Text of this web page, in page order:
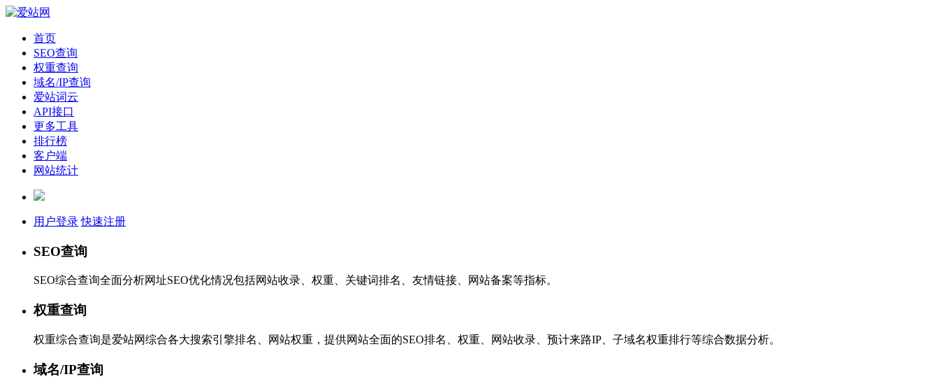
首页
SEO查询
权重查询
域名/IP查询
爱站词云
API接口
更多工具
排行榜
客户端
网站统计
用户登录 快速注册
SEO查询
SEO综合查询全面分析网址SEO优化情况包括网站收录、权重、关键词排名、友情链接、网站备案等指标。
权重查询
权重综合查询是爱站网综合各大搜索引擎排名、网站权重，提供网站全面的SEO排名、权重、网站收录、预计来路IP、子域名权重排行等综合数据分析。
域名/IP查询